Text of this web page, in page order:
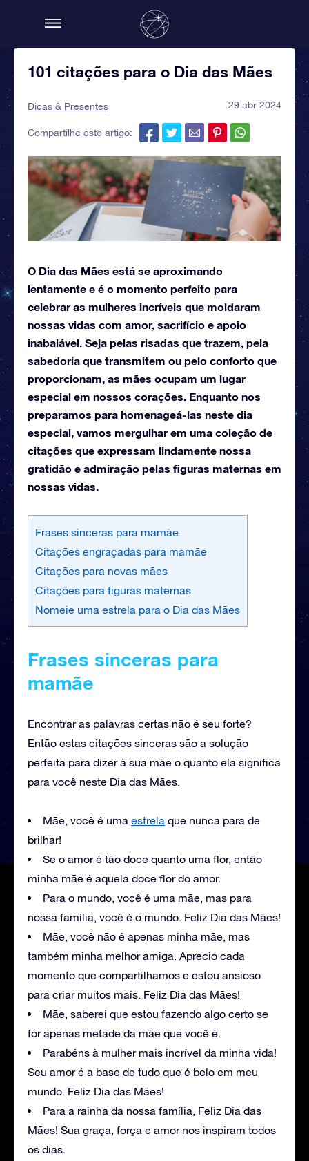
101 citações para o Dia das Mães
Dicas & Presentes 29 abr 2024
Compartilhe este artigo:
O Dia das Mães está se aproximando
lentamente e é o momento perfeito para
celebrar as mulheres incríveis que moldaram
nossas vidas com amor, sacrifício e apoio
inabalável. Seja pelas risadas que trazem, pela
sabedoria que transmitem ou pelo conforto que
proporcionam, as mães ocupam um lugar
especial em nossos corações. Enquanto nos
preparamos para homenageá-las neste dia
especial, vamos mergulhar em uma coleção de
citações que expressam lindamente nossa
gratidão e admiração pelas figuras maternas em
nossas vidas.
Frases sinceras para mamãe
Citações engraçadas para mamãe
Citações para novas mães
Citações para figuras maternas
Nomeie uma estrela para o Dia das Mães
Frases sinceras para
mamãe
Encontrar as palavras certas não é seu forte?
Então estas citações sinceras são a solução
perfeita para dizer à sua mãe o quanto ela significa
para você neste Dia das Mães.
Mãe, você é uma estrela que nunca para de
brilhar!
Se o amor é tão doce quanto uma flor, então
minha mãe é aquela doce flor do amor.
Para o mundo, você é uma mãe, mas para
nossa família, você é o mundo. Feliz Dia das Mães!
Mãe, você não é apenas minha mãe, mas
também minha melhor amiga. Aprecio cada
momento que compartilhamos e estou ansioso
para criar muitos mais. Feliz Dia das Mães!
Mãe, saberei que estou fazendo algo certo se
for apenas metade da mãe que você é.
Parabéns à mulher mais incrível da minha vida!
Seu amor é a base de tudo que é belo em meu
mundo. Feliz Dia das Mães!
Para a rainha da nossa família, Feliz Dia das
Mães! Sua graça, força e amor nos inspiram todos
os dias.